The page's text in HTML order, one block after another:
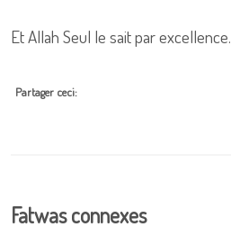
Et Allah Seul le sait par excellence.
Partager ceci:
Fatwas connexes